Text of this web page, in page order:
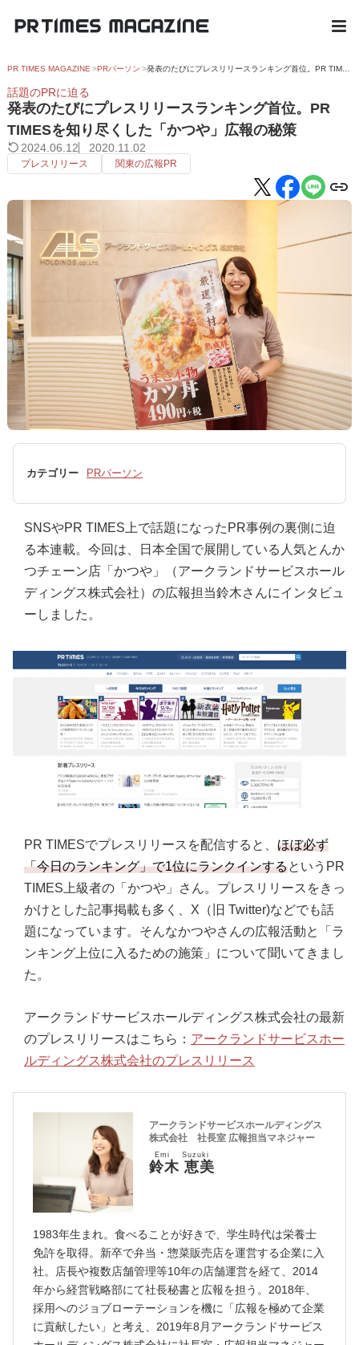
PR TIMES MAGAZINE PRパーソン 発表のたびにプレスリリースランキング首位。PR TIMESを知り尽くした「かつや」広報の秘策
話題のPRに迫る
発表のたびにプレスリリースランキング首位。PR
TIMESを知り尽くした「かつや」広報の秘策
2024.06.12 2020.11.02
プレスリリース 関東の広報PR
カテゴリー PRパーソン
SNSやPR TIMES上で話題になったPR事例の裏側に迫
る本連載。今回は、日本全国で展開している人気とんか
つチェーン店「かつや」（アークランドサービスホール
ディングス株式会社）の広報担当鈴木さんにインタビュ
ーしました。
PR TIMESでプレスリリースを配信すると、 ほぼ必ず
「今日のランキング」で1位にランクインするというPR
TIMES上級者の「かつや」さん。プレスリリースをきっ
かけとした記事掲載も多く、X（旧 Twitter)などでも話
題になっています。そんなかつやさんの広報活動と「ラ
ンキング上位に入るための施策」について聞いてきまし
た。
アークランドサービスホールディングス株式会社の最新
のプレスリリースはこちら： アークランドサービスホー
ルディングス株式会社のプレスリリース
アークランドサービスホールディングス
株式会社 社長室 広報担当マネジャー
鈴木 恵美
Emi Suzuki
1983年生まれ。食べることが好きで、学生時代は栄養士
免許を取得。新卒で弁当・惣菜販売店を運営する企業に入
社。店長や複数店舗管理等10年の店舗運営を経て、2014
年から経営戦略部にて社長秘書と広報を担う。2018年、
採用へのジョブローテーションを機に「広報を極めて企業
に貢献したい」と考え、2019年8月アークランドサービス